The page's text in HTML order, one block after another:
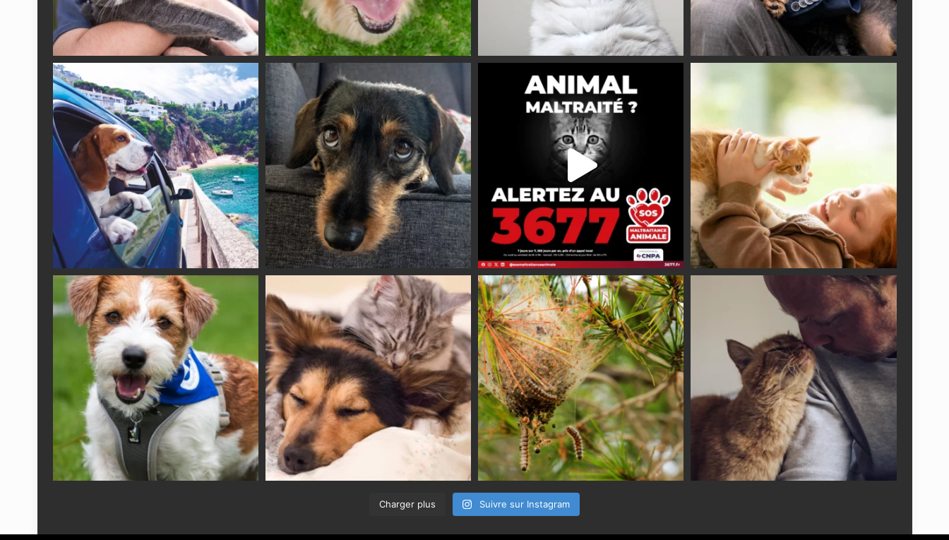
Charger plus Suivre sur Instagram